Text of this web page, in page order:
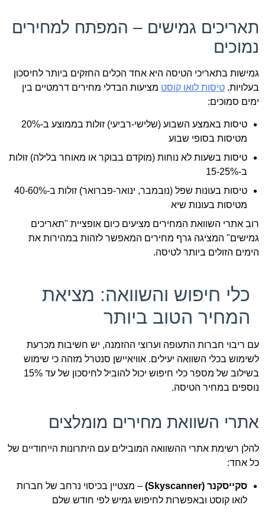
תאריכים גמישים – המפתח למחירים
נמוכים
גמישות בתאריכי הטיסה היא אחד הכלים החזקים ביותר לחיסכון
בעלויות. טיסות לואו קוסט מציעות הבדלי מחירים דרמטיים בין
ימים סמוכים:
טיסות באמצע השבוע (שלישי-רביעי) זולות בממוצע ב-20%
מטיסות בסופי שבוע
טיסות בשעות לא נוחות (מוקדם בבוקר או מאוחר בלילה) זולות
ב-15-25%
טיסות בעונות שפל (נובמבר, ינואר-פברואר) זולות ב-40-60%
מטיסות בעונות שיא
רוב אתרי השוואת המחירים מציעים כיום אופציית "תאריכים
גמישים" המציגה גרף מחירים המאפשר לזהות במהירות את
הימים הזולים ביותר לטיסה.
כלי חיפוש והשוואה: מציאת
המחיר הטוב ביותר
עם ריבוי חברות התעופה וערוצי ההזמנה, יש חשיבות מכרעת
לשימוש בכלי השוואה יעילים. אוויאיישן סנטרל מזהה כי שימוש
בשילוב של מספר כלי חיפוש יכול להוביל לחיסכון של עד 15%
נוספים במחיר הטיסה.
אתרי השוואת מחירים מומלצים
להלן רשימת אתרי ההשוואה המובילים עם היתרונות הייחודיים של
כל אחד:
סקייסקנר (Skyscanner)
– מצטיין בכיסוי נרחב של חברות
לואו קוסט ובאפשרות לחיפוש גמיש לפי חודש שלם